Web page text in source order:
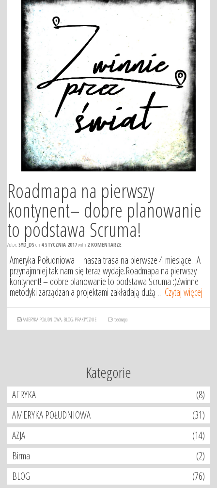
Roadmapa na pierwszy
kontynent– dobre planowanie
to podstawa Scruma!
Autor: SYD_DS on 4 STYCZNIA 2017with 2 KOMENTARZE
Ameryka Południowa – nasza trasa na pierwsze 4 miesiące…A
przynajmniej tak nam się teraz wydaje.Roadmapa na pierwszy
kontynent! – dobre planowanie to podstawa Scruma :)Zwinne
metodyki zarządzania projektami zakładają dużą … Czytaj więcej
AMERYKA POŁUDNIOWA, BLOG, PRAKTYCZNIE roadmapa
Kategorie
AFRYKA
(8)
AMERYKA POŁUDNIOWA
(31)
AZJA
(14)
Birma
(2)
BLOG
(76)